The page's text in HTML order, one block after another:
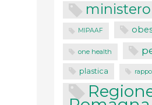
MIPAAF
one health
plastica